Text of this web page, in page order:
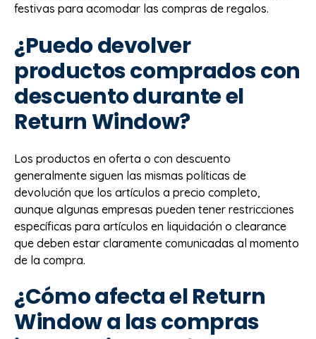
festivas para acomodar las compras de regalos.
¿Puedo devolver
productos comprados con
descuento durante el
Return Window?
Los productos en oferta o con descuento
generalmente siguen las mismas políticas de
devolución que los artículos a precio completo,
aunque algunas empresas pueden tener restricciones
específicas para artículos en liquidación o clearance
que deben estar claramente comunicadas al momento
de la compra.
¿Cómo afecta el Return
Window a las compras